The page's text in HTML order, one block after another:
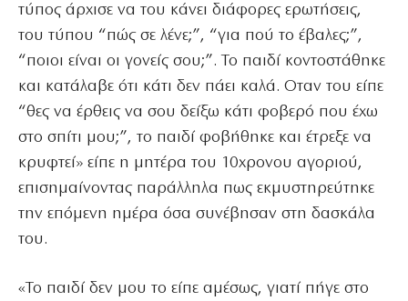
τύπος άρχισε να του κάνει διάφορες ερωτήσεις,
του τύπου “πώς σε λένε;”, “για πού το έβαλες;”,
“ποιοι είναι οι γονείς σου;”. Το παιδί κοντοστάθηκε
και κατάλαβε ότι κάτι δεν πάει καλά. Οταν του είπε
“θες να έρθεις να σου δείξω κάτι φοβερό που έχω
στο σπίτι μου;”, το παιδί φοβήθηκε και έτρεξε να
κρυφτεί» είπε η μητέρα του 10χρονου αγοριού,
επισημαίνοντας παράλληλα πως εκμυστηρεύτηκε
την επόμενη ημέρα όσα συνέβησαν στη δασκάλα
του.
«Το παιδί δεν μου το είπε αμέσως, γιατί πήγε στο